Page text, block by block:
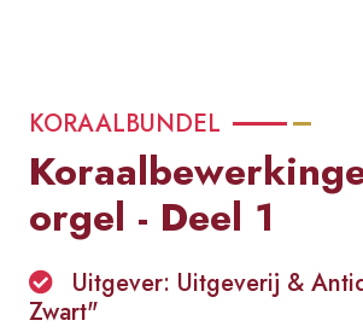
KORAALBUNDEL
orgel - Deel 1
Uitgever: Uitgeverij &
Zwart"